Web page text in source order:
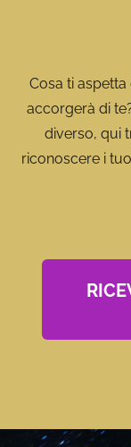
Cosa ti
accorgerà di
diverso, qui
riconoscere i